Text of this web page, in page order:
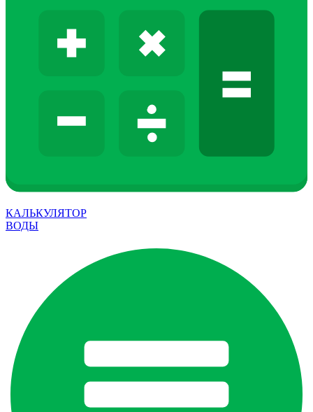
КАЛЬКУЛЯТОР
ВОДЫ